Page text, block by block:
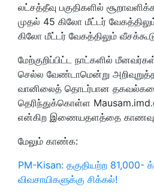
லட்சத்தீவு பகுதிகளில்
முதல் 45 கிலோ மீட்டர்
கிலோ மீட்டர் வேகத்திலும்
மேற்குறிப்பிட்ட நாட்களில்
செல்ல வேண்டாமென்று
வானிலைத் தொடர்பான
தெரிந்துக்கொள்ள
என்கிற இணையதளத்தை
மேலும் காண்க:
PM-Kisan: தகுதியற்ற 81,000-
விவசாயிகளுக்கு சிக்கல்!